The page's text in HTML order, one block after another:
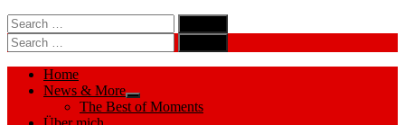
Search
for:
Search
Search
for:
Search
Home
News & More
Show
sub
The Best of Moments